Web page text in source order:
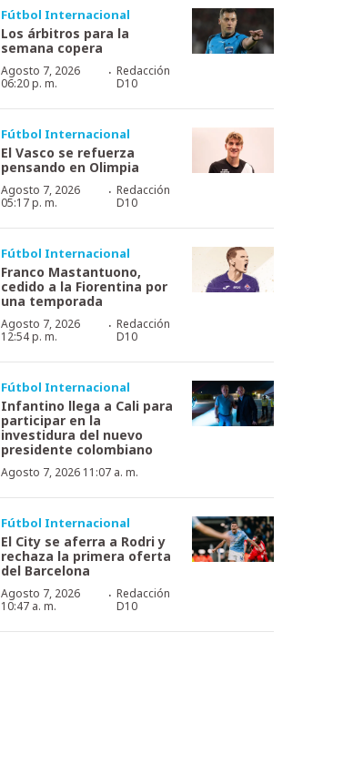
Fútbol Internacional
Los árbitros para la
semana copera
Agosto 7, 2026
06:20 p. m.
· Redacción
D10
Fútbol Internacional
El Vasco se refuerza
pensando en Olimpia
Agosto 7, 2026
05:17 p. m.
· Redacción
D10
Fútbol Internacional
Franco Mastantuono,
cedido a la Fiorentina por
una temporada
Agosto 7, 2026
12:54 p. m.
· Redacción
D10
Fútbol Internacional
Infantino llega a Cali para
participar en la
investidura del nuevo
presidente colombiano
Agosto 7, 2026 11:07 a. m.
Fútbol Internacional
El City se aferra a Rodri y
rechaza la primera oferta
del Barcelona
Agosto 7, 2026
10:47 a. m.
· Redacción
D10